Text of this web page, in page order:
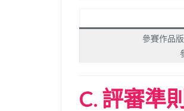
參賽作品
C. 評審準則